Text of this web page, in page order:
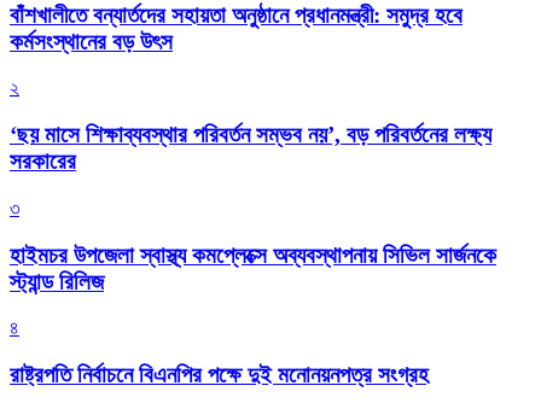
বাঁশখালীতে বন্যার্তদের সহায়তা অনুষ্ঠানে প্রধানমন্ত্রী: সমুদ্র হবে
কর্মসংস্থানের বড় উৎস
২
‘ছয় মাসে শিক্ষাব্যবস্থার পরিবর্তন সম্ভব নয়’, বড় পরিবর্তনের লক্ষ্য
সরকারের
৩
হাইমচর উপজেলা স্বাস্থ্য কমপ্লেক্সে অব্যবস্থাপনায় সিভিল সার্জনকে
স্ট্যান্ড রিলিজ
৪
রাষ্ট্রপতি নির্বাচনে বিএনপির পক্ষে দুই মনোনয়নপত্র সংগ্রহ